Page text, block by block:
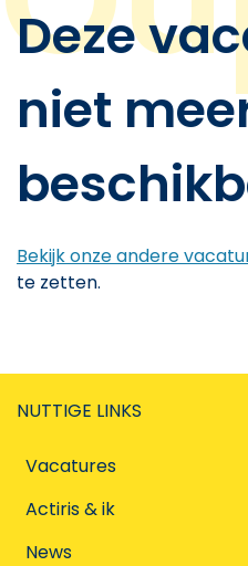
Deze
niet
Bekijk onze andere
te zetten.
NUTTIGE LINKS
Vacatures
Actiris & ik
News